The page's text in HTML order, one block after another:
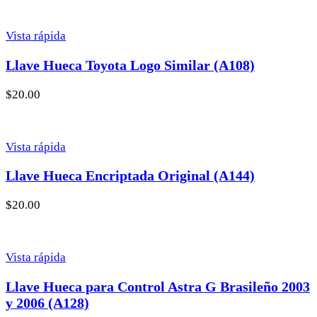
Vista rápida
Llave Hueca Toyota Logo Similar (A108)
$20.00
Vista rápida
Llave Hueca Encriptada Original (A144)
$20.00
Vista rápida
Llave Hueca para Control Astra G Brasileño 2003
y 2006 (A128)